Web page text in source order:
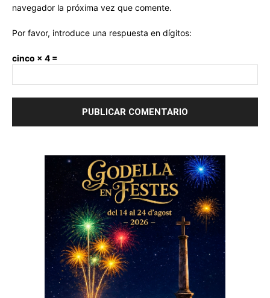
navegador la próxima vez que comente.
Por favor, introduce una respuesta en dígitos:
cinco × 4 =